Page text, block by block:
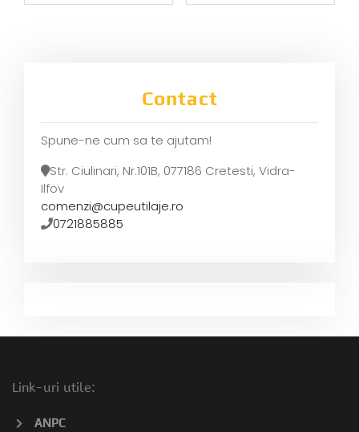
Contact
Spune-ne cum sa te ajutam!
Str. Ciulinari, Nr.101B, 077186 Cretesti, Vidra-
Ilfov
comenzi@cupeutilaje.ro
0721885885
Link-uri utile:
ANPC